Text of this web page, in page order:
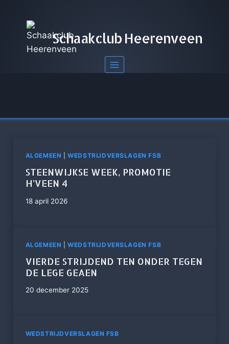
inhoud
Schaakclub Heerenveen
ALGEMEEN |WEDSTRIJDVERSLAGEN FSB
STEENWIJKSE WEEK, PROMOTIE
H’VEEN 4
18 april 2026
ALGEMEEN |WEDSTRIJDVERSLAGEN FSB
VIERDE STRIJDEND TEN ONDER TEGEN
DE LEGE GEAEN
20 december 2025
WEDSTRIJDVERSLAGEN FSB